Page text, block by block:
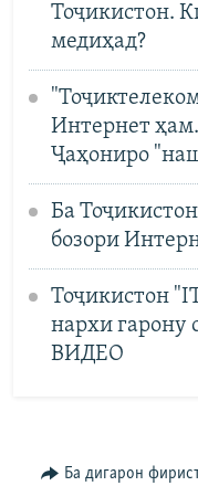
Тоҷикистон.
медиҳад?
Интернет
Ҷаҳониро
Ба
бозори
Тоҷикистон
нархи гарону
ВИДЕО
Ба дигарон